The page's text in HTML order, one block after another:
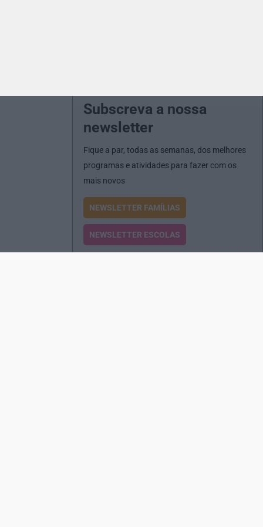
Subscreva a nossa
newsletter
Fique a par, todas as semanas, dos melhores
programas e atividades para fazer com os
mais novos
NEWSLETTER FAMÍLIAS
NEWSLETTER ESCOLAS